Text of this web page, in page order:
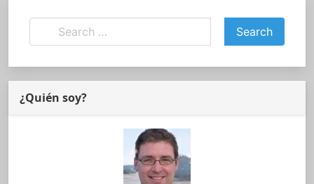
¿Quién soy?